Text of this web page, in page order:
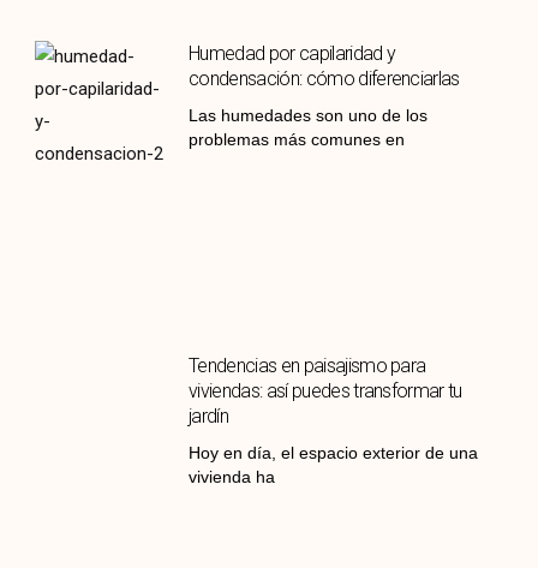
Humedad por capilaridad y
condensación: cómo diferenciarlas
Las humedades son uno de los
problemas más comunes en
Tendencias en paisajismo para
viviendas: así puedes transformar tu
jardín
Hoy en día, el espacio exterior de una
vivienda ha